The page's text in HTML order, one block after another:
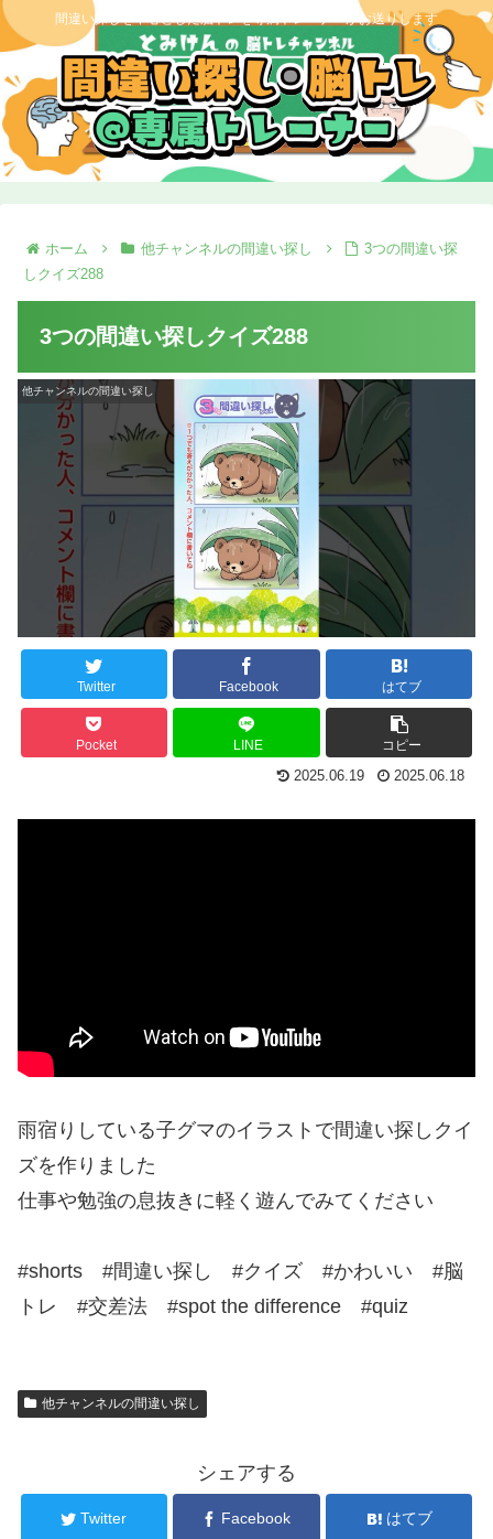
間違い探しを中心とした脳トレを専属トレーナーがお送りします
ホーム 他チャンネルの間違い探し
3つの間違い探
しクイズ288
3つの間違い探しクイズ288
他チャンネルの間違い探し
Twitter Facebook はてブ
Pocket LINE コピー
2025.06.19 2025.06.18
雨宿りしている子グマのイラストで間違い探しクイ
ズを作りました
仕事や勉強の息抜きに軽く遊んでみてください
#shorts #間違い探し #クイズ #かわいい #脳
トレ #交差法 #spot the difference #quiz
他チャンネルの間違い探し
シェアする
Twitter Facebook はてブ